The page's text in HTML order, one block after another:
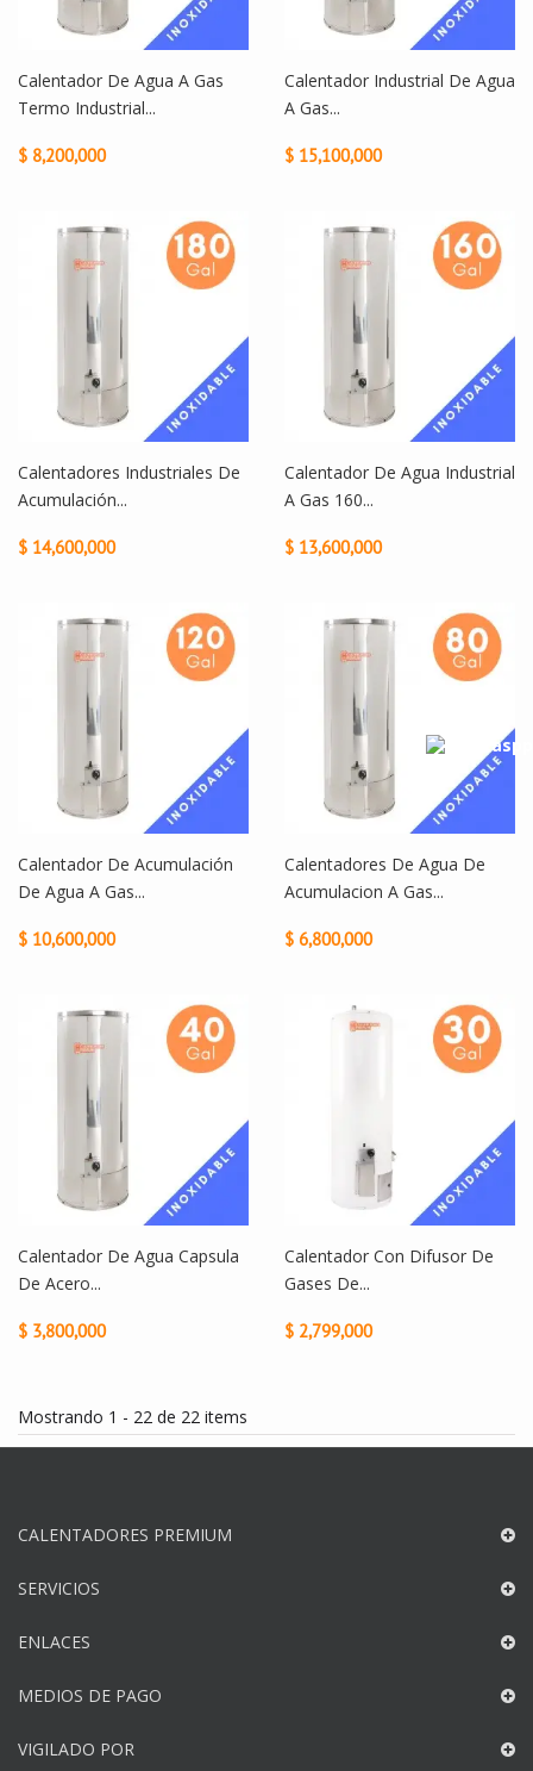
Calentador De Agua A Gas
Termo Industrial...
$ 8,200,000
Calentador Industrial De Agua
A Gas...
$ 15,100,000
Calentadores Industriales De
Acumulación...
$ 14,600,000
Calentador De Agua Industrial
A Gas 160...
$ 13,600,000
Calentador De Acumulación
De Agua A Gas...
$ 10,600,000
Calentadores De Agua De
Acumulacion A Gas...
$ 6,800,000
Calentador De Agua Capsula
De Acero...
$ 3,800,000
Calentador Con Difusor De
Gases De...
$ 2,799,000
Mostrando 1 - 22 de 22 items
CALENTADORES PREMIUM
SERVICIOS
ENLACES
MEDIOS DE PAGO
VIGILADO POR